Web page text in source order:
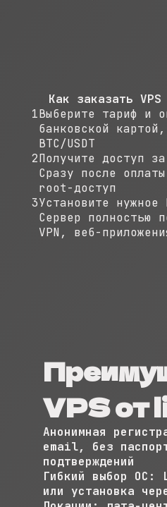
Как заказать
1Выберите тариф и
банковской
BTC/USDT
2Получите доступ
Сразу после
root-доступ
3Установите нужное
Сервер полностью
VPN, веб-
VPS от
Анонимная
email, без
подтверждений
Гибкий выбор ОС:
или установка